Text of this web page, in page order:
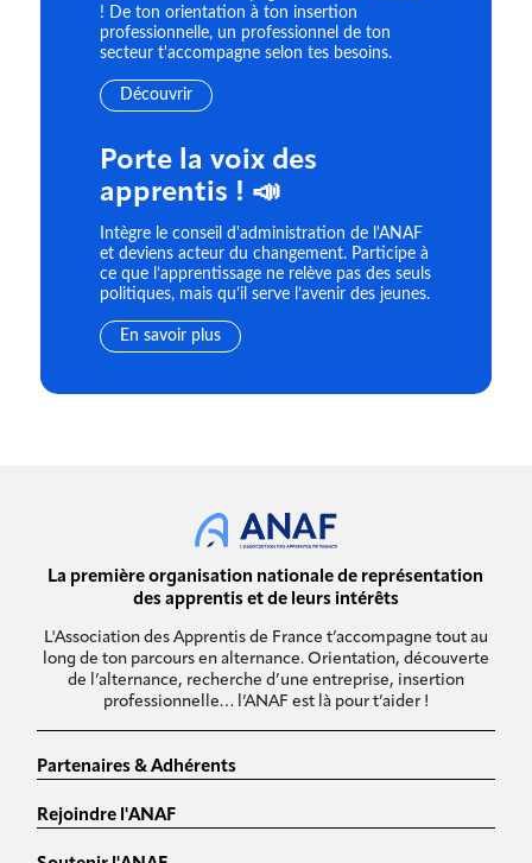
! De ton orientation à ton insertion
professionnelle, un professionnel de ton
secteur t'accompagne selon tes besoins.
Découvrir
Porte la voix des
apprentis ! 📣
Intègre le conseil d'administration de l'ANAF
et deviens acteur du changement. Participe à
ce que l’apprentissage ne relève pas des seuls
politiques, mais qu’il serve l’avenir des jeunes.
En savoir plus
La première organisation nationale de représentation
des apprentis et de leurs intérêts
L'Association des Apprentis de France t’accompagne tout au
long de ton parcours en alternance. Orientation, découverte
de l’alternance, recherche d’une entreprise, insertion
professionnelle… l’ANAF est là pour t’aider !
Partenaires & Adhérents
Rejoindre l'ANAF